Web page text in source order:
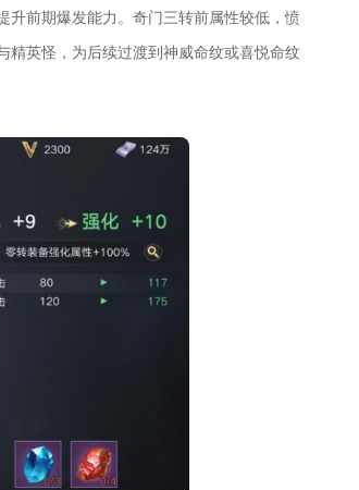
升前期爆发能力。奇门三转前属性较低，愤
精英怪，为后续过渡到神威命纹或喜悦命纹